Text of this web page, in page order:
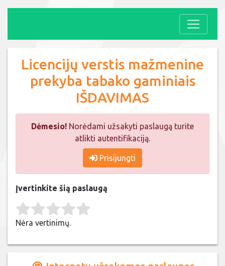
Licencijų verstis mažmenine
prekyba tabako gaminiais
IŠDAVIMAS
Dėmesio! Norėdami užsakyti paslaugą turite
atlikti autentifikaciją.
Prisijungti
Įvertinkite šią paslaugą
Rate this item:
Nėra vertinimų.